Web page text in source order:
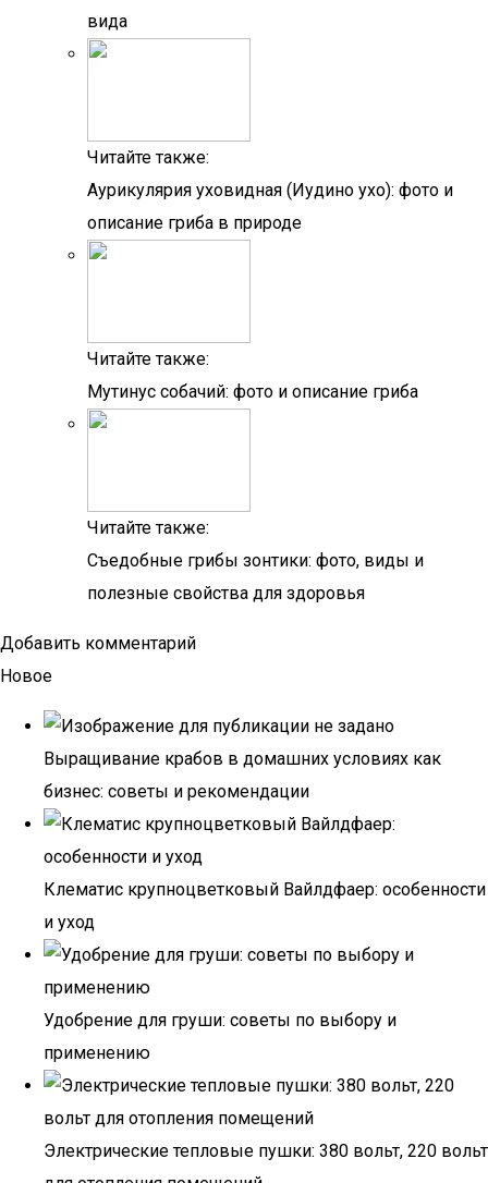
вида
Читайте также:
Аурикулярия уховидная (Иудино ухо): фото и
описание гриба в природе
Читайте также:
Мутинус собачий: фото и описание гриба
Читайте также:
Съедобные грибы зонтики: фото, виды и
полезные свойства для здоровья
Добавить комментарий
Новое
Выращивание крабов в домашних условиях как
бизнес: советы и рекомендации
Клематис крупноцветковый Вайлдфаер: особенности
и уход
Удобрение для груши: советы по выбору и
применению
Электрические тепловые пушки: 380 вольт, 220 вольт